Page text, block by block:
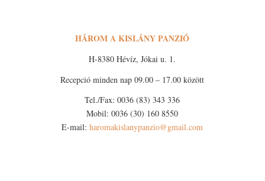
HÁROM A KISLÁNY PANZIÓ
H-8380 Hévíz, Jókai u. 1.
Recepció minden nap 09.00 – 17.00 között
Tel./Fax: 0036 (83) 343 336
Mobil: 0036 (30) 160 8550
E-mail:haromakislanypanzio@gmail.com